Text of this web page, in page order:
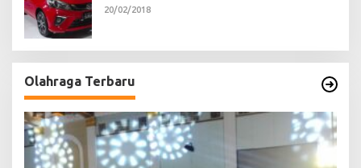
20/02/2018
Olahraga Terbaru